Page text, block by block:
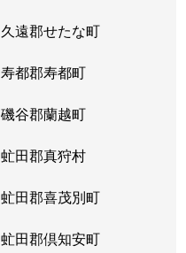
久遠郡せたな町
寿都郡寿都町
磯谷郡蘭越町
虻田郡真狩村
虻田郡喜茂別町
虻田郡倶知安町